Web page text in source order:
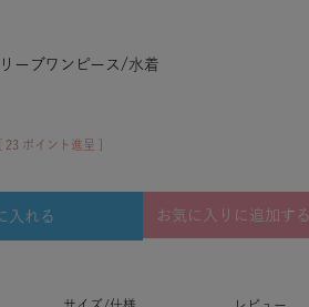
ーブワンピース/水着
23 ポイント進呈 ]
入れる お気に入りに追加する
サイズ/仕様 レビュー